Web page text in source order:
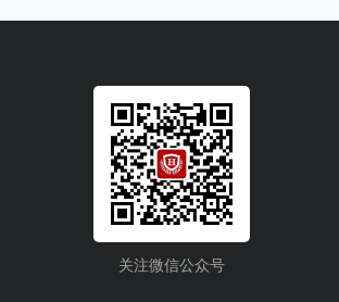
关注微信公众号